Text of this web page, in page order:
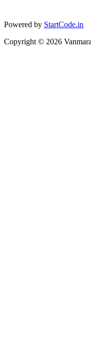
Powered by StartCode.in
Copyright © 2026